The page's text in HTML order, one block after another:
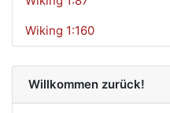
Wiking 1:160
Willkommen zurück!